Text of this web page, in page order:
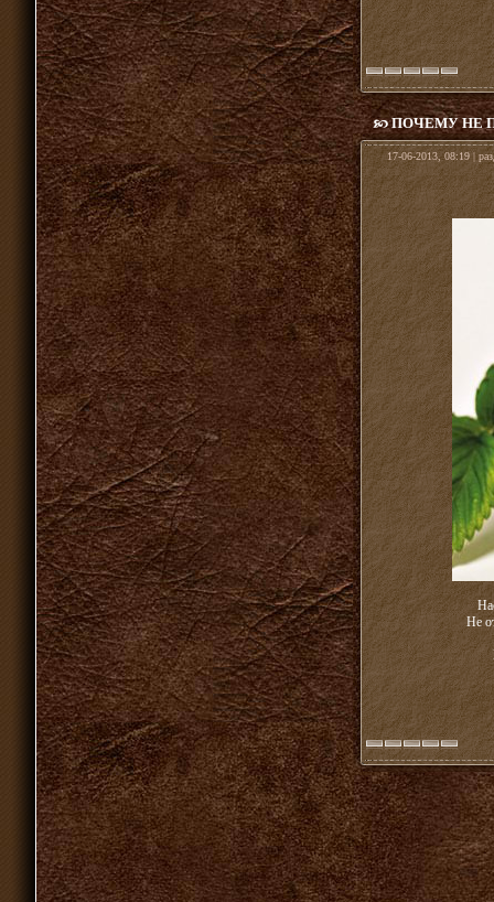
ПОЧЕМУ НЕ
17-06-2013, 08:19 |
Не